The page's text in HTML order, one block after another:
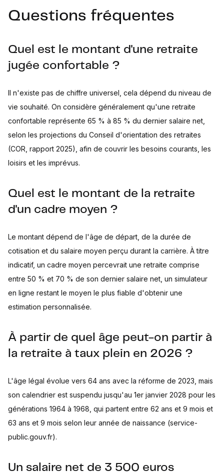
Questions fréquentes
Quel est le montant d'une retraite
jugée confortable ?
Il n'existe pas de chiffre universel, cela dépend du niveau de
vie souhaité. On considère généralement qu'une retraite
confortable représente 65 % à 85 % du dernier salaire net,
selon les projections du Conseil d'orientation des retraites
(COR, rapport 2025), afin de couvrir les besoins courants, les
loisirs et les imprévus.
Quel est le montant de la retraite
d'un cadre moyen ?
Le montant dépend de l'âge de départ, de la durée de
cotisation et du salaire moyen perçu durant la carrière. À titre
indicatif, un cadre moyen percevrait une retraite comprise
entre 50 % et 70 % de son dernier salaire net, un simulateur
en ligne restant le moyen le plus fiable d'obtenir une
estimation personnalisée.
À partir de quel âge peut-on partir à
la retraite à taux plein en 2026 ?
L'âge légal évolue vers 64 ans avec la réforme de 2023, mais
son calendrier est suspendu jusqu'au 1er janvier 2028 pour les
générations 1964 à 1968, qui partent entre 62 ans et 9 mois et
63 ans et 9 mois selon leur année de naissance (service-
public.gouv.fr).
Un salaire net de 3 500 euros